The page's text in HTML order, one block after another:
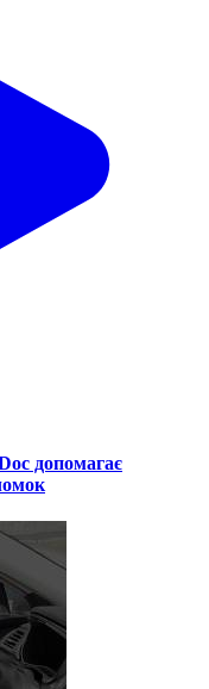
допомагає